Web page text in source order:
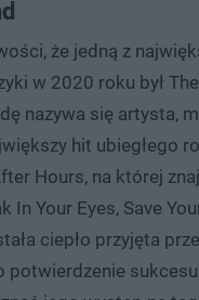
że jedną z
w 2020 roku był
nazywa się artysta,
hit ubiegłego
Hours, na której
In Your Eyes, Save
ciepło przyjęta
potwierdzenie